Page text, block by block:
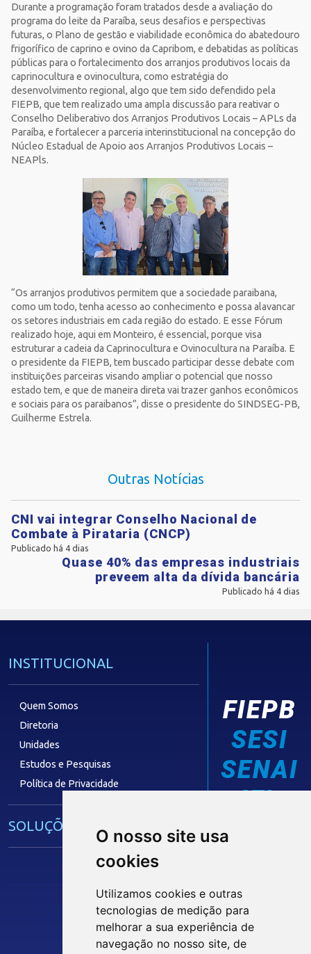
O nosso site usa
cookies
Utilizamos cookies e outras
tecnologias de medição para
melhorar a sua experiência de
navegação no nosso site, de
Durante a programação foram tratados desde a avaliação do
programa do leite da Paraíba, seus desafios e perspectivas
futuras, o Plano de gestão e viabilidade econômica do abatedouro
frigorífico de caprino e ovino da Capribom, e debatidas as políticas
públicas para o fortalecimento dos arranjos produtivos locais da
caprinocultura e ovinocultura, como estratégia do
desenvolvimento regional, algo que tem sido defendido pela
FIEPB, que tem realizado uma ampla discussão para reativar o
Conselho Deliberativo dos Arranjos Produtivos Locais – APLs da
Paraíba, e fortalecer a parceria interinstitucional na concepção do
Núcleo Estadual de Apoio aos Arranjos Produtivos Locais –
NEAPls.
“Os arranjos produtivos permitem que a sociedade paraibana,
como um todo, tenha acesso ao conhecimento e possa alavancar
os setores industriais em cada região do estado. E esse Fórum
realizado hoje, aqui em Monteiro, é essencial, porque visa
estruturar a cadeia da Caprinocultura e Ovinocultura na Paraíba. E
o presidente da FIEPB, tem buscado participar desse debate com
instituições parceiras visando ampliar o potencial que nosso
estado tem, e que de maneira direta vai trazer ganhos econômicos
e sociais para os paraibanos”, disse o presidente do SINDSEG-PB,
Guilherme Estrela.
Outras Notícias
CNI vai integrar Conselho Nacional de
Combate à Pirataria (CNCP)
Publicado há 4 dias
Quase 40% das empresas industriais
preveem alta da dívida bancária
Publicado há 4 dias
INSTITUCIONAL
Quem Somos
Diretoria
Unidades
Estudos e Pesquisas
Política de Privacidade
SOLUÇÕES E SERVIÇOS
Núcleo de Acesso ao Crédito
Centro Internacional de Negócios -
FIEPB
SESI
SENAI
IEL
Siga nossas Redes Sociais